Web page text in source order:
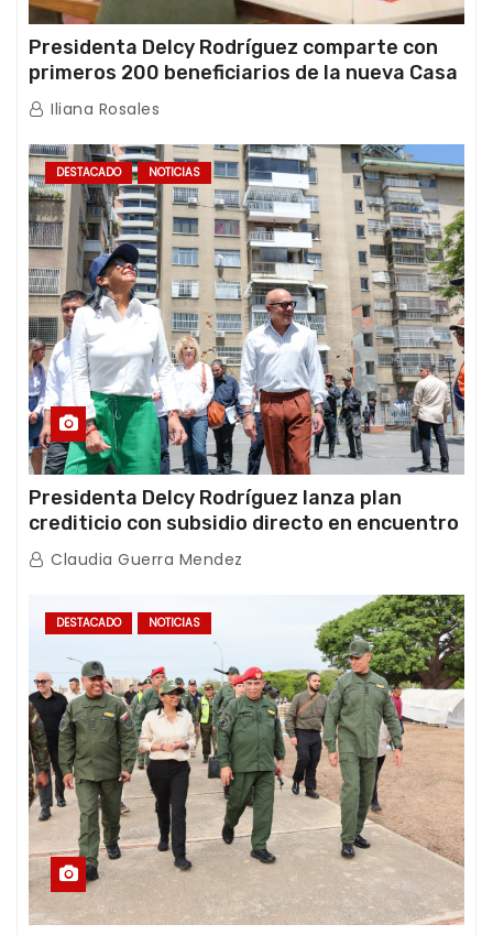
Presidenta Delcy Rodríguez comparte con
primeros 200 beneficiarios de la nueva Casa
de los Abuelos “La Primavera” en Caracas
Iliana Rosales
DESTACADO NOTICIAS
Presidenta Delcy Rodríguez lanza plan
crediticio con subsidio directo en encuentro
con Juntas de Condominio
Claudia Guerra Mendez
DESTACADO NOTICIAS